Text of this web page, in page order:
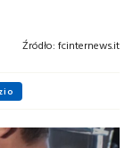
Źródło: fcinternews.it